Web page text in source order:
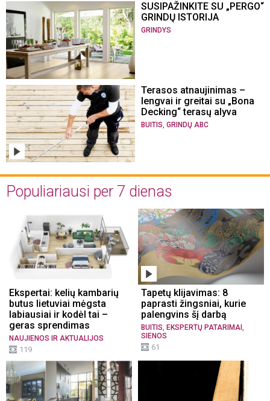
SUSIPAŽINKITE SU „PERGO“
GRINDŲ ISTORIJA
GRINDYS
Terasos atnaujinimas –
lengvai ir greitai su „Bona
Decking“ terasų alyva
BUITIS GRINDŲ ABC
Populiariausi per 7 dienas
Ekspertai: kelių kambarių
butus lietuviai mėgsta
labiausiai ir kodėl tai –
geras sprendimas
NAUJIENOS IR AKTUALIJOS
119
Tapetų klijavimas: 8
paprasti žingsniai, kurie
palengvins šį darbą
BUITIS EKSPERTŲ PATARIMAI
SIENOS
61